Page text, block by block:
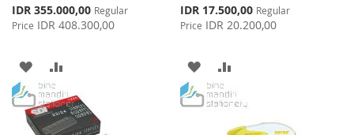
Special
Price
IDR 355.000,00 Regular
Price IDR 408.300,00
ADD
TO
WISH
TO
COMPARE
Special
Price
IDR 17.500,00 Regular
Price IDR 20.200,00
ADD
TO
TO
COMPARE